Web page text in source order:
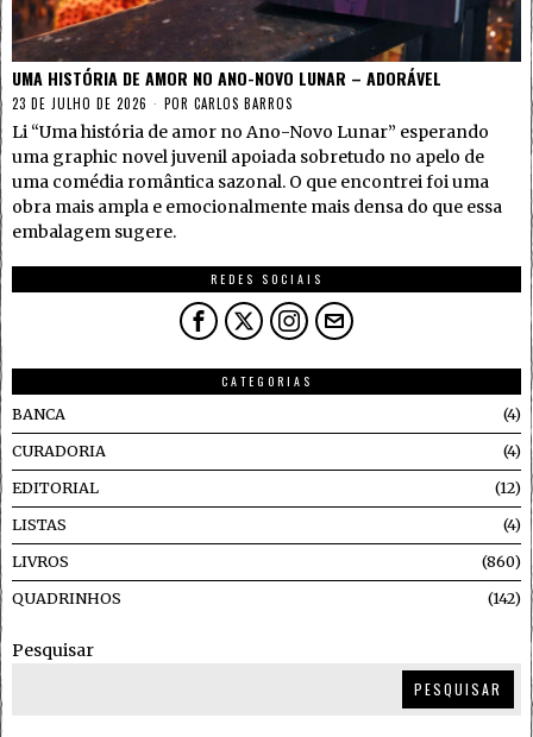
UMA HISTÓRIA DE AMOR NO ANO-NOVO LUNAR – ADORÁVEL
23 DE JULHO DE 2026 POR CARLOS BARROS
Li “Uma história de amor no Ano-Novo Lunar” esperando
uma graphic novel juvenil apoiada sobretudo no apelo de
uma comédia romântica sazonal. O que encontrei foi uma
obra mais ampla e emocionalmente mais densa do que essa
embalagem sugere.
REDES SOCIAIS
CATEGORIAS
BANCA
4
CURADORIA 4
EDITORIAL 12
LISTAS 4
LIVROS 860
QUADRINHOS 142
Pesquisar
PESQUISAR